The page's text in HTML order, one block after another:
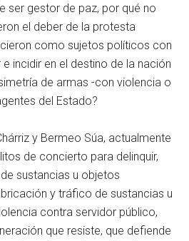
ser gestor de paz, por qué no
el deber de la protesta
como sujetos políticos con
incidir en el destino de la nación
de armas -con violencia o
del Estado?
y Bermeo Súa, actualmente
de concierto para delinquir,
sustancias u objetos
y tráfico de sustancias u
contra servidor público,
que resiste, que defiende